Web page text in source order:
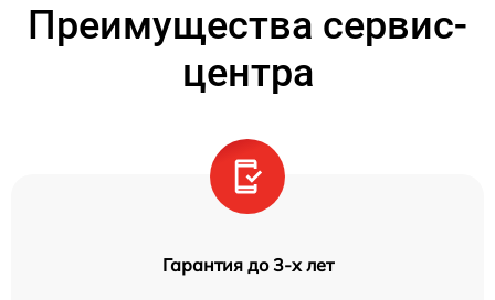
Преимущества сервис-
центра
Гарантия до 3-х лет